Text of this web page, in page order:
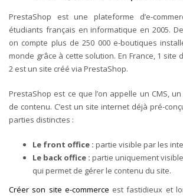
PrestaShop est une plateforme d’e-
étudiants français en informatique en 2005.
on compte plus de 250 000 e-boutiques
monde grâce à cette solution. En France, 1 site
2 est un site créé via PrestaShop.
PrestaShop est ce que l’on appelle un CMS,
de contenu. C’est un site internet déjà pré-
parties distinctes :
Le front office : partie visible par les
Le back office : partie uniquement
qui permet de gérer le contenu du site.
Créer son site e-commerce est fastidieux et